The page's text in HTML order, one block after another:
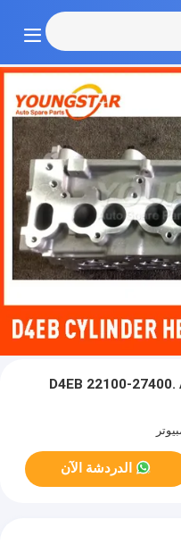
محرك الاسطوانة كيا سبورتاج D4EB 22100-27400. AMC
الدردشة الآن